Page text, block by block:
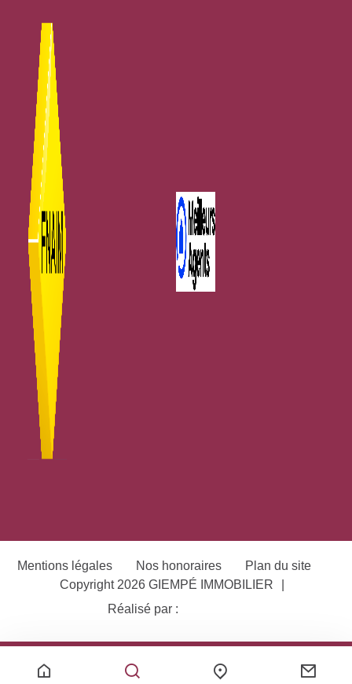
Mentions légales Nos honoraires
Plan du site
Copyright 2026 GIEMPÉ IMMOBILIER
Réalisé par :